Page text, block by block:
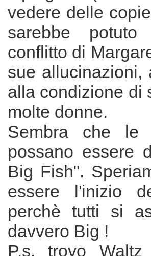
vedere delle
sarebbe
conflitto di
sue
alla condizione di
molte donne.
Sembra che le
possano essere
Big Fish".
essere l'inizio
perchè tutti si
davvero Big !
P.s. trovo